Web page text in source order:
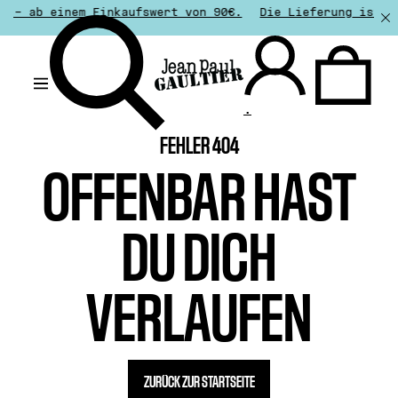
ab einem Einkaufswert von 90€. Die Lieferung ist ab
.
FEHLER 404
OFFENBAR HAST
DU DICH
VERLAUFEN
ZURÜCK ZUR STARTSEITE